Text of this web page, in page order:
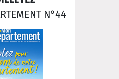
N°44